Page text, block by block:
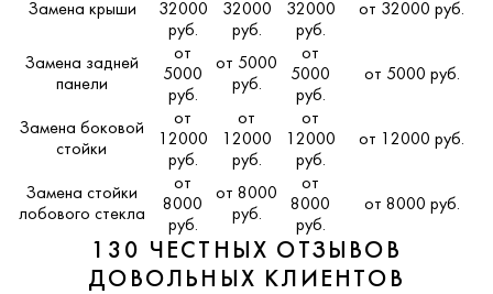
Замена крыши
32000
руб.
32000
руб.
32000
руб.
от 32000 руб.
Замена задней
панели
от
5000
руб.
от 5000
руб.
от
5000
руб.
от 5000 руб.
Замена боковой
стойки
от
12000
руб.
от
12000
руб.
от
12000
руб.
от 12000 руб.
Замена стойки
лобового стекла
от
8000
руб.
от 8000
руб.
от
8000
руб.
от 8000 руб.
130 ЧЕСТНЫХ ОТЗЫВОВ
ДОВОЛЬНЫХ КЛИЕНТОВ